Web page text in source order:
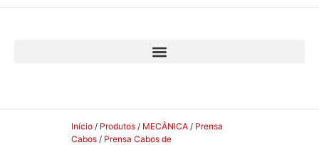
Início / Produtos / MECÂNICA / Prensa
Cabos / Prensa Cabos de